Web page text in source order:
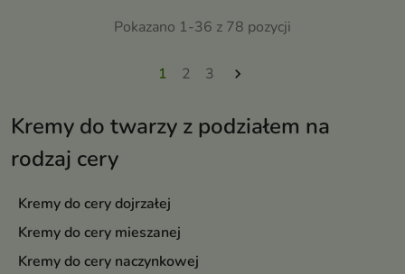
Kremy do twarzy z podziałem na
rodzaj cery
Kremy do cery dojrzałej
Kremy do cery mieszanej
Kremy do cery naczynkowej
jednocześnie intensywnie
nawilżając i chroniąc skórę
regenerujących i prebiotyków
jej miękkość, elastyczność i
Pokazano 1-36 z 78 pozycji
1 2 3 